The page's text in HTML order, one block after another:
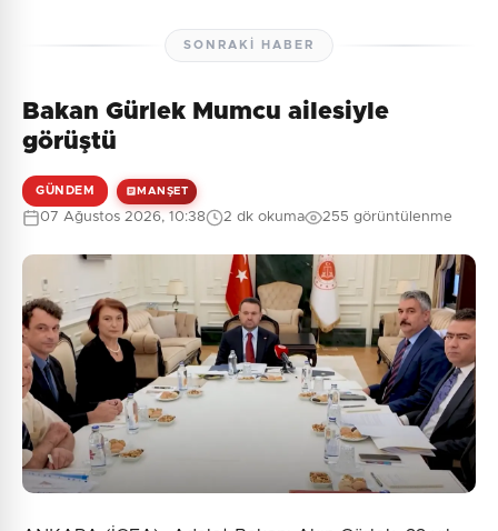
SONRAKI HABER
Bakan Gürlek Mumcu ailesiyle
görüştü
GÜNDEM MANŞET
07 Ağustos 2026, 10:38 2 dk okuma 255 görüntülenme